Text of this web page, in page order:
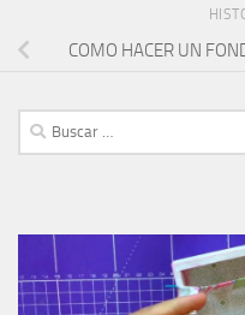
COMO HACER UN
Buscar: